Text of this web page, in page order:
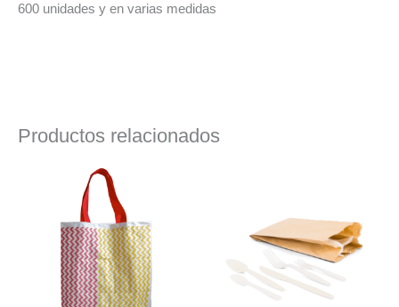
600 unidades y en varias medidas
Productos relacionados
tiene
múltiples
variantes.
Las
tiene
múltiples
variantes.